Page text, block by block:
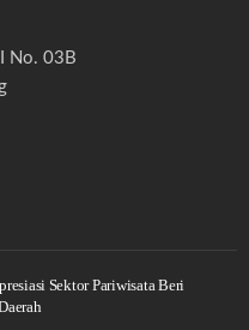
No. 03B
Sektor Pariwisata Beri